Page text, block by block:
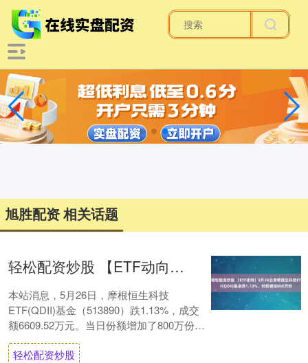
旭胜配资 相关话题
轻松配资炒股 【ETF动向】5月26日摩根恒生科技ETF(QDII)基金跌1.13%，份额增加800万份
本站消息，5月26日，摩根恒生科技
ETF(QDII)基金（513890）跌1.13%，成交
额6609.52万元。当日份额增加了800万份，
最新份额为3.87亿份....
轻松配资炒股